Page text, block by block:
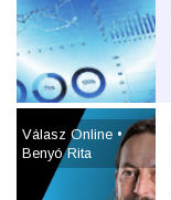
Válasz Online •
Benyó Rita